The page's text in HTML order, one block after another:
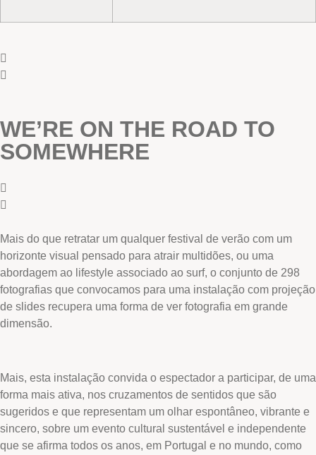
WE’RE ON THE ROAD TO
SOMEWHERE
Mais do que retratar um qualquer festival de verão com um
horizonte visual pensado para atrair multidões, ou uma
abordagem ao lifestyle associado ao surf, o conjunto de 298
fotografias que convocamos para uma instalação com projeção
de slides recupera uma forma de ver fotografia em grande
dimensão.
Mais, esta instalação convida o espectador a participar, de uma
forma mais ativa, nos cruzamentos de sentidos que são
sugeridos e que representam um olhar espontâneo, vibrante e
sincero, sobre um evento cultural sustentável e independente
que se afirma todos os anos, em Portugal e no mundo, como